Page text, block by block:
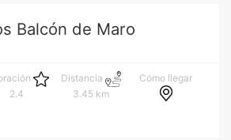
Balcón de Maro
2.4
Distancia
3.45 km
Cómo llegar